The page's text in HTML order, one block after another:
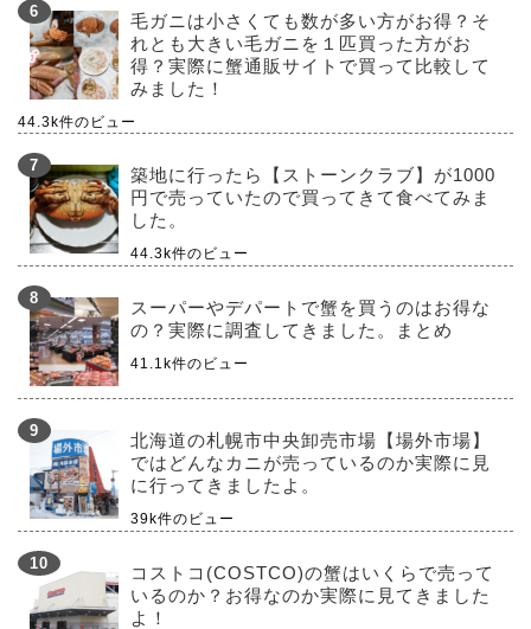
毛ガニは小さくても数が多い方がお得？そ
れとも大きい毛ガニを１匹買った方がお
得？実際に蟹通販サイトで買って比較して
みました！
44.3k件のビュー
築地に行ったら【ストーンクラブ】が1000
円で売っていたので買ってきて食べてみま
した。
44.3k件のビュー
スーパーやデパートで蟹を買うのはお得な
の？実際に調査してきました。まとめ
41.1k件のビュー
北海道の札幌市中央卸売市場【場外市場】
ではどんなカニが売っているのか実際に見
に行ってきましたよ。
39k件のビュー
コストコ(COSTCO)の蟹はいくらで売って
いるのか？お得なのか実際に見てきました
よ！